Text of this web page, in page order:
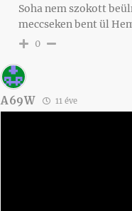
Soha nem szokott
meccseken bent ül
0
A69W 11 éve